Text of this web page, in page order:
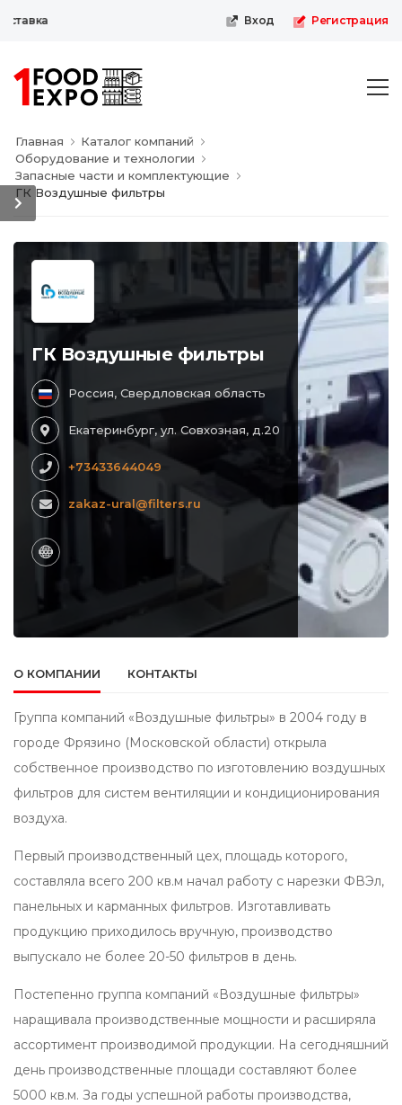
Вход Регистрация
Главная
Каталог компаний
Оборудование и технологии
Запасные части и комплектующие
ГК Воздушные фильтры
ГК Воздушные фильтры
Россия, Свердловская область
Екатеринбург, ул. Совхозная, д.20
+73433644049
zakaz-ural@filters.ru
О КОМПАНИИ КОНТАКТЫ
Группа компаний «Воздушные фильтры» в 2004 году в
городе Фрязино (Московской области) открыла
собственное производство по изготовлению воздушных
фильтров для систем вентиляции и кондиционирования
воздуха.
Первый производственный цех, площадь которого,
составляла всего 200 кв.м начал работу с нарезки ФВЭл,
панельных и карманных фильтров. Изготавливать
продукцию приходилось вручную, производство
выпускало не более 20-50 фильтров в день.
Постепенно группа компаний «Воздушные фильтры»
наращивала производственные мощности и расширяла
ассортимент производимой продукции. На сегодняшний
день производственные площади составляют более
5000 кв.м. За годы успешной работы производства,